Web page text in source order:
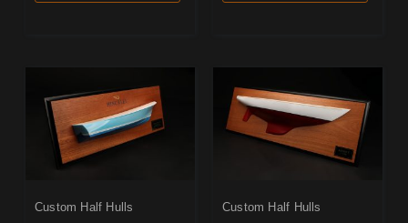
Custom Half Hulls Custom Half Hulls